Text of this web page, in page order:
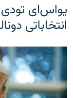
یو‌اس‌ای
انتخاباتی